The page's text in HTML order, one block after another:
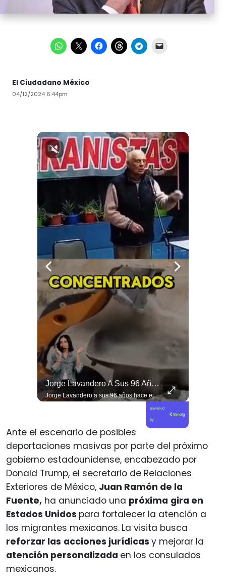
El Ciudadano México
04/12/2024 6:44pm
Jorge Lavandero A Sus 96 Años Hace Ejercicio De Memoria Que Debería Ser Enseñado En Todas Las Escuelas De #chile Para Frenar El Saqueo.
Jorge Lavandero a sus 96 años hace ejercicio de memoria que debería ser enseñado en todas las escuelas de #chile para frenar el saqueo. #cobre #cooper
powered
by
Ante el escenario de posibles
deportaciones masivas por parte del próximo
gobierno estadounidense, encabezado por
Donald Trump, el secretario de Relaciones
Exteriores de México, Juan Ramón de la
Fuente, ha anunciado una próxima gira en
Estados Unidos para fortalecer la atención a
los migrantes mexicanos. La visita busca
reforzar las acciones jurídicas y mejorar la
atención personalizada en los consulados
mexicanos.